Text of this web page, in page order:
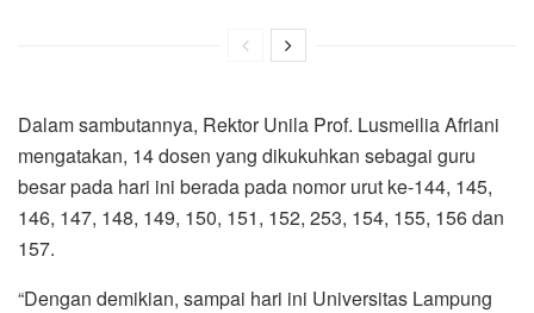
Dalam sambutannya, Rektor Unila Prof. Lusmeilia Afriani
mengatakan, 14 dosen yang dikukuhkan sebagai guru
besar pada hari ini berada pada nomor urut ke-144, 145,
146, 147, 148, 149, 150, 151, 152, 253, 154, 155, 156 dan
157.
“Dengan demikian, sampai hari ini Universitas Lampung